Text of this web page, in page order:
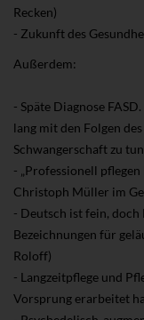
Recken)
- Zukunft des
Außerdem:
- Späte Diagnose
lang mit den Folgen
Schwangerschaft zu
- „Professionell
Christoph Müller im
- Deutsch ist fein, doch
Bezeichnungen für
Roloff)
- Langzeitpflege und
Vorsprung erarbeitet